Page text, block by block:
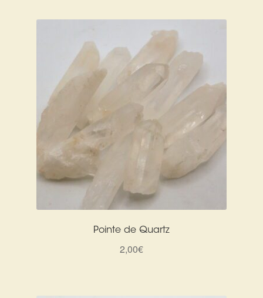
Pointe de Quartz
2,00€